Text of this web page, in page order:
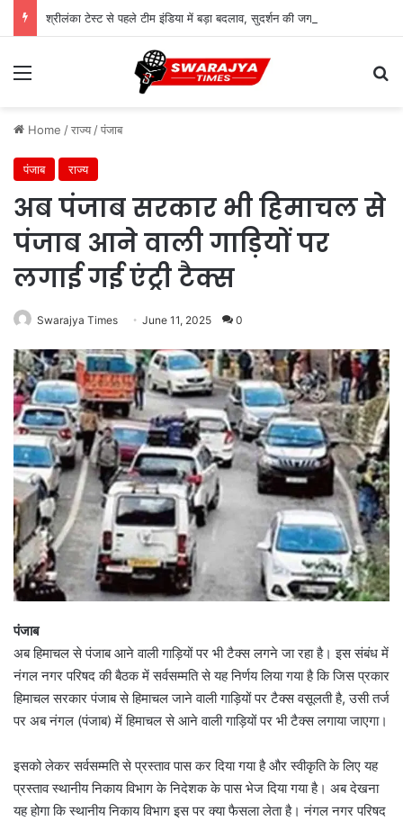
Menu
Home /राज्य /पंजाब
पंजाब राज्य
अब पंजाब सरकार भी हिमाचल से
पंजाब आने वाली गाड़ियों पर
लगाई गई एंट्री टैक्स
Swarajya Times June 11, 2025 0
पंजाब
अब हिमाचल से पंजाब आने वाली गाड़ियों पर भी टैक्स लगने जा रहा है। इस संबंध में
नंगल नगर परिषद की बैठक में सर्वसम्मति से यह निर्णय लिया गया है कि जिस प्रकार
हिमाचल सरकार पंजाब से हिमाचल जाने वाली गाड़ियों पर टैक्स वसूलती है, उसी तर्ज
पर अब नंगल (पंजाब) में हिमाचल से आने वाली गाड़ियों पर भी टैक्स लगाया जाएगा।
इसको लेकर सर्वसम्मति से प्रस्ताव पास कर दिया गया है और स्वीकृति के लिए यह
प्रस्ताव स्थानीय निकाय विभाग के निदेशक के पास भेज दिया गया है। अब देखना
यह होगा कि स्थानीय निकाय विभाग इस पर क्या फैसला लेता है। नंगल नगर परिषद